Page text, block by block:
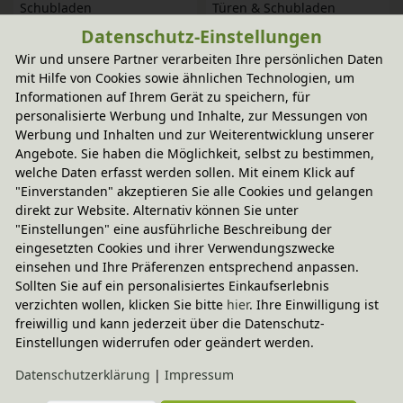
Schubladen
1.478,30 €
Türen & Schubladen
Varianten
-20% Code
Robin Regal breit Set 6, mit
Türen
In verschiedenen
Varianten
714,65 €
-20% Code
Robin Regal schmal Set 7,
mit Schubladen
In verschiedenen
Varianten
1.358,45 €
-20% Code
Robin Regal schmal Set 8,
mit Tür & Schubladen
In verschiedenen
Varianten
979,10 €
-20% Code
Robin Regal schmal Set 9,
mit Türen
In verschiedenen
Varianten
599,75 €
-20% Code
Robin Regal schmal Set 10,
Schubladen
-20% Code Komplett-Set
Set Robin Rollregal mit
In verschiedenen
Datenschutz-Einstellungen
Wir und unsere Partner verarbeiten Ihre persönlichen Daten
mit Hilfe von Cookies sowie ähnlichen Technologien, um
Informationen auf Ihrem Gerät zu speichern, für
personalisierte Werbung und Inhalte, zur Messungen von
Werbung und Inhalten und zur Weiterentwicklung unserer
Angebote. Sie haben die Möglichkeit, selbst zu bestimmen,
welche Daten erfasst werden sollen. Mit einem Klick auf
"Einverstanden" akzeptieren Sie alle Cookies und gelangen
direkt zur Website. Alternativ können Sie unter
"Einstellungen" eine ausführliche Beschreibung der
eingesetzten Cookies und ihrer Verwendungszwecke
einsehen und Ihre Präferenzen entsprechend anpassen.
Sollten Sie auf ein personalisiertes Einkaufserlebnis
verzichten wollen, klicken Sie bitte hier. Ihre Einwilligung ist
freiwillig und kann jederzeit über die Datenschutz-
Einstellungen widerrufen oder geändert werden.
Daten­schutz­erklärung | Impressum